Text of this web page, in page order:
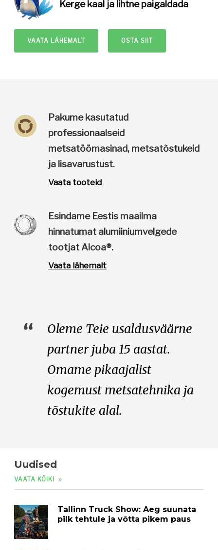
Kerge kaal ja lihtne paigaldada
VAATA LÄHEMALT OSTA SIIT
Pakume kasutatud
professionaalseid
metsatöömasinad, metsatõstukeid
ja lisavarustust.
Vaata tooteid
Esindame Eestis maailma
hinnatumat alumiiniumvelgede
tootjat Alcoa®.
Vaata lähemalt
Oleme Teie usaldusväärne
partner juba 15 aastat.
Omame pikaajalist
kogemust metsatehnika ja
tõstukite alal.
Uudised
VAATA KÕIKI
Tallinn Truck Show: Aeg suunata
pilk tehtule ja võtta pikem paus